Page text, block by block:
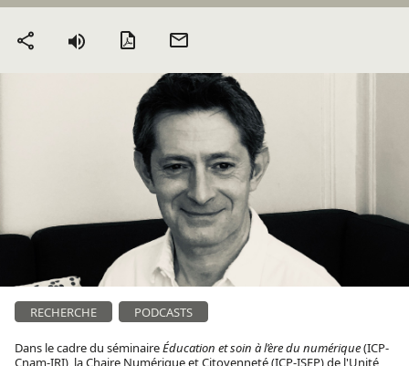
Partager Version PDF
RECHERCHE PODCASTS
Dans le cadre du séminaireÉducation et soin à l’ère du numérique(ICP-
Cnam-IRI), laChaire Numérique et Citoyenneté(ICP-ISEP) de l'Unité